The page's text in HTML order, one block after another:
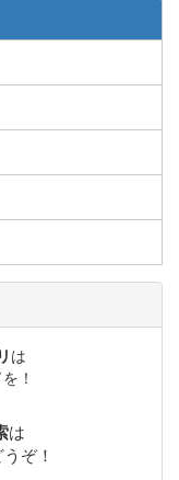
は
！
は
ぞ！